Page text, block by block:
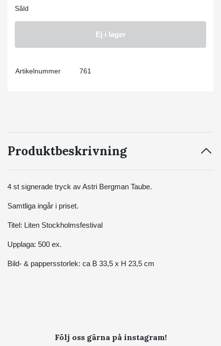
Såld
Ej i lager
Artikelnummer 761
Produktbeskrivning
4 st signerade tryck av Astri Bergman Taube.
Samtliga ingår i priset.
Titel: Liten Stockholmsfestival
Upplaga: 500 ex.
Bild- & pappersstorlek: ca B 33,5 x H 23,5 cm
Följ oss gärna på instagram!